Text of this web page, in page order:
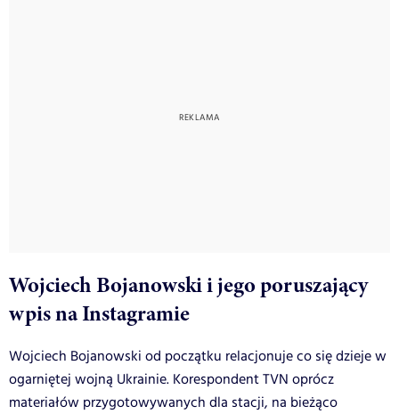
Wojciech Bojanowski i jego poruszający
wpis na Instagramie
Wojciech Bojanowski od początku relacjonuje co się dzieje w
ogarniętej wojną Ukrainie. Korespondent TVN oprócz
materiałów przygotowywanych dla stacji, na bieżąco